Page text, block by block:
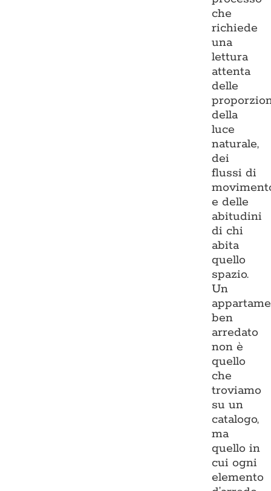
che
richiede
una
lettura
attenta
delle
della
luce
naturale,
dei
flussi di
e delle
abitudini
di chi
abita
quello
spazio.
Un
ben
arredato
non è
quello
che
troviamo
su un
catalogo,
ma
quello in
cui ogni
elemento